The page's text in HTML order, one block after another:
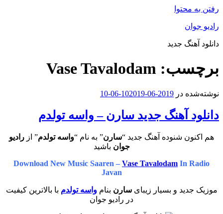
رفتن به محتوا
رادیو جوان
دانلود آهنگ جدید
برچسب: Vase Tavalodam
نوشته‌شده در 2019-06-10
2019-06-10
دانلود آهنگ جدید سارن – واسه تولدم
هم اکنون شنوده آهنگ جدید “سارن” به نام “واسه تولدم” از رادیو
جوان باشید
Download New Music Saaren – Vase Tavalodam In Radio
Javan
موزیک جدید و بسیار زیبایسارن بنامواسه تولدم با بالاترین کیفیت
در رادیو جوان